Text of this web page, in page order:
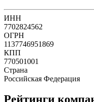
ИНН
7702824562
ОГРН
1137746951869
КПП
770501001
Страна
Российская Федерация
Рейтинги